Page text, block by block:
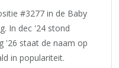
#3277 in de Baby
In dec '24 stond
'26 staat de naam op
in populariteit.